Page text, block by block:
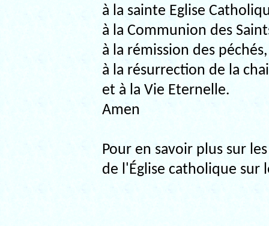
à la sainte Eglise
à la Communion des
à la rémission des péchés,
à la résurrection de la
et à la Vie Eternelle.
Amen
Pour en savoir plus sur
de l'Église catholique sur